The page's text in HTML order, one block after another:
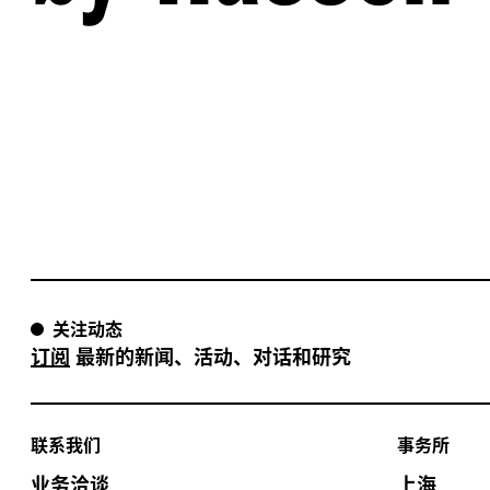
关注动态
订阅 最新的新闻、活动、对话和研究
联系我们
业务洽谈
事务所
上海